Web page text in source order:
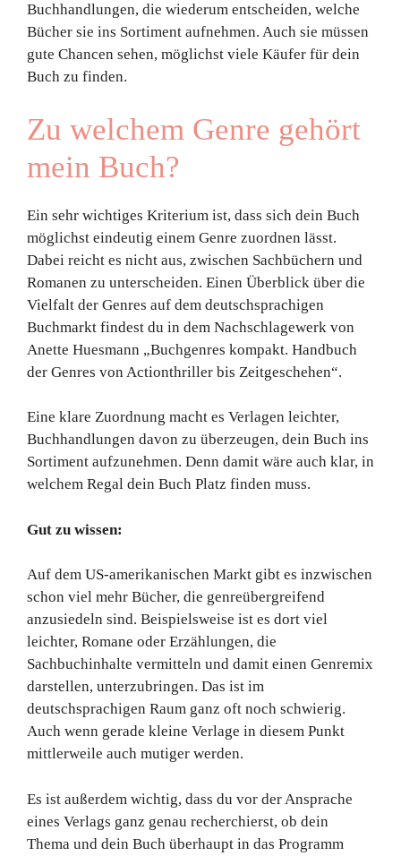
Buchhandlungen, die wiederum entscheiden, welche
Bücher sie ins Sortiment aufnehmen. Auch sie müssen
gute Chancen sehen, möglichst viele Käufer für dein
Buch zu finden.
Zu welchem Genre gehört
mein Buch?
Ein sehr wichtiges Kriterium ist, dass sich dein Buch
möglichst eindeutig einem Genre zuordnen lässt.
Dabei reicht es nicht aus, zwischen Sachbüchern und
Romanen zu unterscheiden. Einen Überblick über die
Vielfalt der Genres auf dem deutschsprachigen
Buchmarkt findest du in dem Nachschlagewerk von
Anette Huesmann „Buchgenres kompakt. Handbuch
der Genres von Actionthriller bis Zeitgeschehen“.
Eine klare Zuordnung macht es Verlagen leichter,
Buchhandlungen davon zu überzeugen, dein Buch ins
Sortiment aufzunehmen. Denn damit wäre auch klar, in
welchem Regal dein Buch Platz finden muss.
Gut zu wissen:
Auf dem US-amerikanischen Markt gibt es inzwischen
schon viel mehr Bücher, die genreübergreifend
anzusiedeln sind. Beispielsweise ist es dort viel
leichter, Romane oder Erzählungen, die
Sachbuchinhalte vermitteln und damit einen Genremix
darstellen, unterzubringen. Das ist im
deutschsprachigen Raum ganz oft noch schwierig.
Auch wenn gerade kleine Verlage in diesem Punkt
mittlerweile auch mutiger werden.
Es ist außerdem wichtig, dass du vor der Ansprache
eines Verlags ganz genau recherchierst, ob dein
Thema und dein Buch überhaupt in das Programm